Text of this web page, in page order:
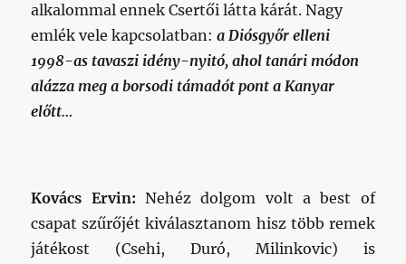
alkalommal ennek Csertői látta kárát. Nagy
emlék vele kapcsolatban:a Diósgyőr elleni
1998-as tavaszi idény-nyitó, ahol tanári módon
alázza meg a borsodi támadót pont a Kanyar
előtt…
Kovács Ervin: Nehéz dolgom volt a best of
csapat szűrőjét kiválasztanom hisz több remek
játékost (Csehi, Duró, Milinkovic) is